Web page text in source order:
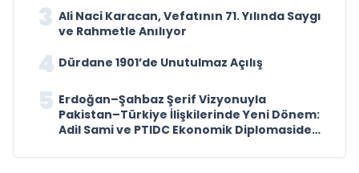
3 Ali Naci Karacan, Vefatının 71. Yılında Saygı
ve Rahmetle Anılıyor
4 Dürdane 1901’de Unutulmaz Açılış
5 Erdoğan–Şahbaz Şerif Vizyonuyla
Pakistan–Türkiye İlişkilerinde Yeni Dönem:
Adil Sami ve PTIDC Ekonomik Diplomaside